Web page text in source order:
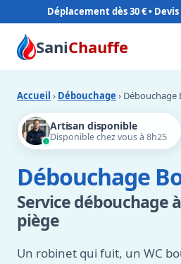
Déplacement dès 30 €
SaniChauffe
Accueil › Débouchage › Débouchage
Artisan disponible
Disponible chez vous à 8h25
Débouchage
Service débouchage
piège
Un robinet qui fuit, un WC